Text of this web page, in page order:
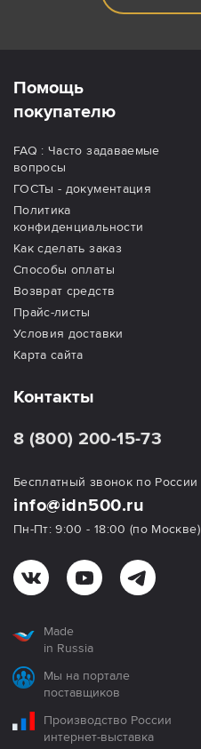
Помощь
покупателю
FAQ : Часто задаваемые
вопросы
ГОСТы - документация
Политика
конфиденциальности
Как сделать заказ
Способы оплаты
Возврат средств
Прайс-листы
Условия доставки
Карта сайта
Контакты
8 (800) 200-15-73
Бесплатный звонок по России
info@idn500.ru
Пн-Пт: 9:00 - 18:00 (по Москве)
Made
in Russia
Мы на портале
поставщиков
Производство России
интернет-выставка